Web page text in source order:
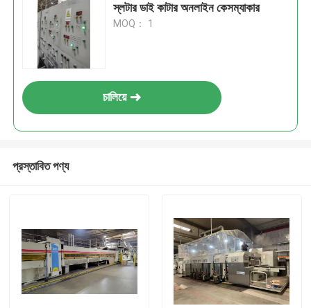
স্লটার ডাই কাটার অনলাইন কেসম্যাকার
MOQ： 1
চালিয়ে
প্রস্তাবিত পণ্য